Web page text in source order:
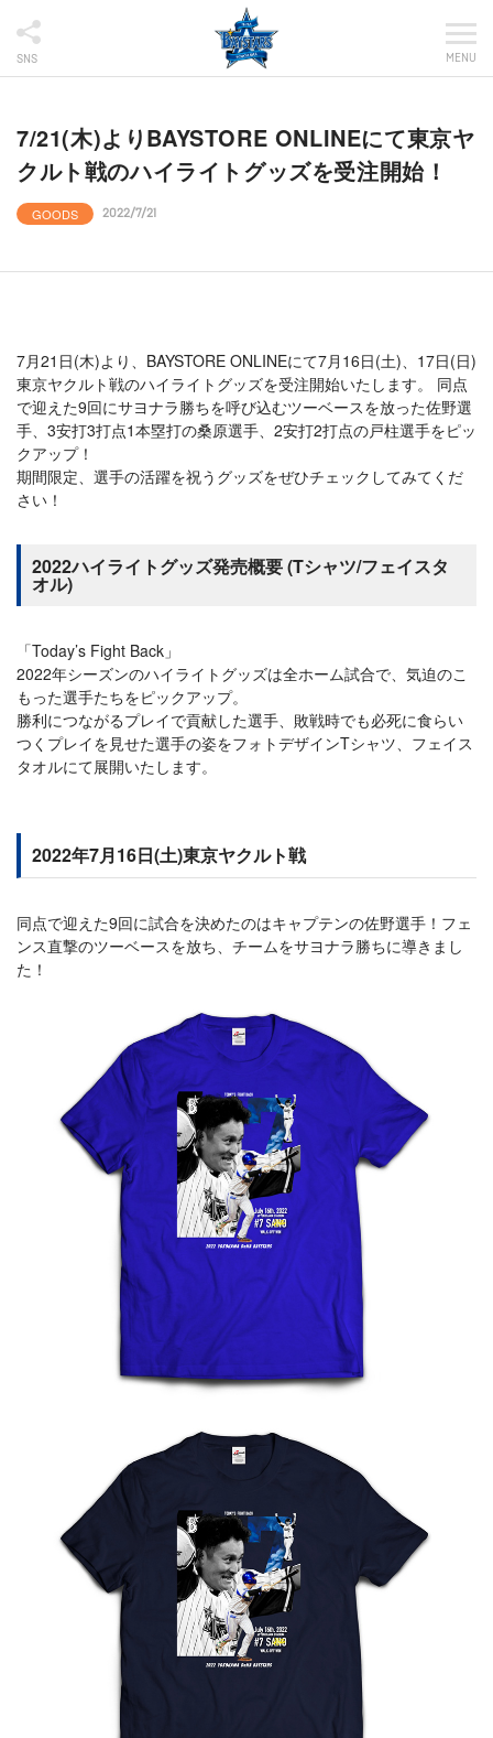
SNS MENU
7/21(木)よりBAYSTORE ONLINEにて東京ヤ
クルト戦のハイライトグッズを受注開始！
GOODS 2022/7/21
7月21日(木)より、BAYSTORE ONLINEにて7月16日(土)、17日(日)
東京ヤクルト戦のハイライトグッズを受注開始いたします。 同点
で迎えた9回にサヨナラ勝ちを呼び込むツーベースを放った佐野選
手、3安打3打点1本塁打の桑原選手、2安打2打点の戸柱選手をピッ
クアップ！
期間限定、選手の活躍を祝うグッズをぜひチェックしてみてくだ
さい！
2022ハイライトグッズ発売概要 (Tシャツ/フェイスタ
オル)
「Today’s Fight Back」
2022年シーズンのハイライトグッズは全ホーム試合で、気迫のこ
もった選手たちをピックアップ。
勝利につながるプレイで貢献した選手、敗戦時でも必死に食らい
つくプレイを見せた選手の姿をフォトデザインTシャツ、フェイス
タオルにて展開いたします。
2022年7月16日(土)東京ヤクルト戦
同点で迎えた9回に試合を決めたのはキャプテンの佐野選手！フェ
ンス直撃のツーベースを放ち、チームをサヨナラ勝ちに導きまし
た！